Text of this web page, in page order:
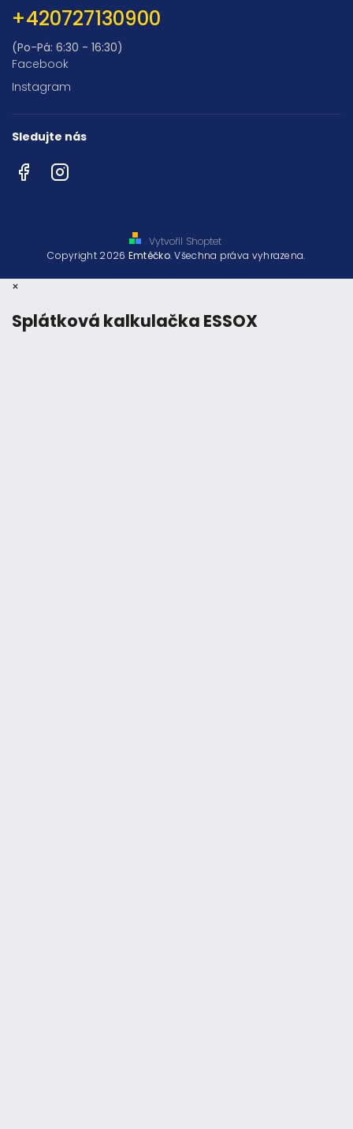
+420727130900
(Po-Pá: 6:30 - 16:30)
Facebook
Instagram
Sledujte nás
FacebookInstagram
Vytvořil Shoptet
Copyright 2026 Emtéčko. Všechna práva vyhrazena.
×
Splátková kalkulačka ESSOX